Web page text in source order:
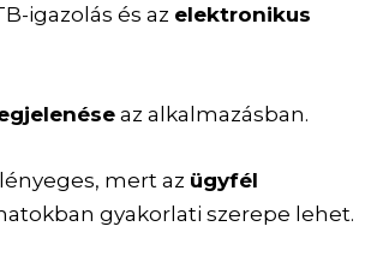
igazolás és az elektronikus
az alkalmazásban.
mert az ügyfél
gyakorlati szerepe lehet.